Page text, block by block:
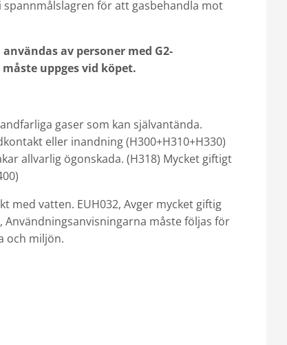
för att gasbehandla mot
av personer med G2-
uppges vid köpet.
gaser som kan självantända.
eller inandning (H300+H310+H330)
allvarlig ögonskada. (H318) Mycket giftigt
med vatten. EUH032, Avger mycket giftig
Användningsanvisningarna måste följas för
och miljön.